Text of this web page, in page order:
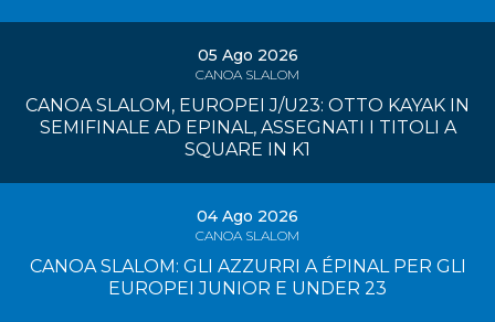
05 Ago 2026
CANOA SLALOM
CANOA SLALOM, EUROPEI J/U23: OTTO KAYAK IN
SEMIFINALE AD EPINAL, ASSEGNATI I TITOLI A
SQUARE IN K1
04 Ago 2026
CANOA SLALOM
CANOA SLALOM: GLI AZZURRI A ÉPINAL PER GLI
EUROPEI JUNIOR E UNDER 23